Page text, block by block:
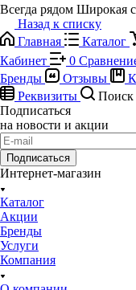
Всегда рядом Широкая
Назад к списку
Главная
Каталог
Кабинет
0
Бренды
Отзывы
Реквизиты
Поиск
Подписаться
на новости и акции
Подписаться
Интернет-магазин
Каталог
Акции
Бренды
Услуги
Компания